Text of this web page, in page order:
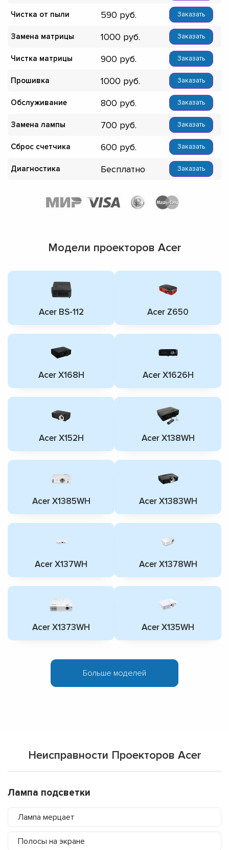
Чистка от пыли 590 Заказать
Замена матрицы 1000 Заказать
Чистка матрицы 900 Заказать
Прошивка 1000 Заказать
Обслуживание 800 Заказать
Замена лампы 700 Заказать
Сброс счетчика 600 Заказать
Диагностика Бесплатно Заказать
Модели проекторов Acer
Acer BS-112 Acer Z650
Acer X168H Acer X1626H
Acer X152H Acer X138WH
Acer X1385WH Acer X1383WH
Acer X137WH Acer X1378WH
Acer X1373WH Acer X135WH
Больше моделей
Неисправности Проекторов Acer
Лампа подсветки
Лампа мерцает
Полосы на экране